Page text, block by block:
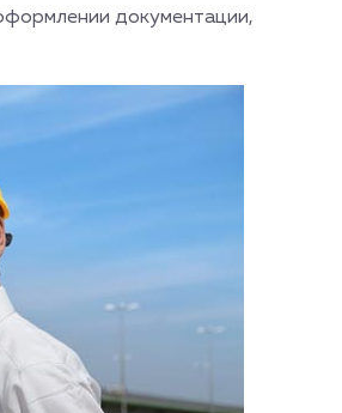
документации,